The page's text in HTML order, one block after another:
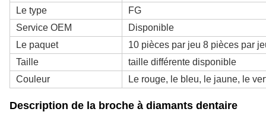
Le type
FG
Service OEM
Disponible
Le paquet
10 pièces par jeu 8 pièces par
Taille
taille différente disponible
Couleur
Le rouge, le bleu, le jaune, le
Description de la broche à diamants dentaire